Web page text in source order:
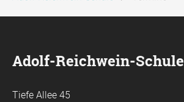
Adolf-Reichwein-Schule
Tiefe Allee 45